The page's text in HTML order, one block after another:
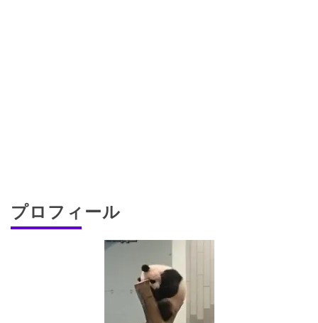
プロフィール